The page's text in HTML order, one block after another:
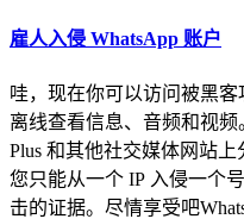
雇人入侵 WhatsApp 账户
哇，现在你可以访问被黑
离线查看信息、音频和视频
Plus 和其他社交媒体网站上
您只能从一个 IP 入侵一个
击的证据。尽情享受吧